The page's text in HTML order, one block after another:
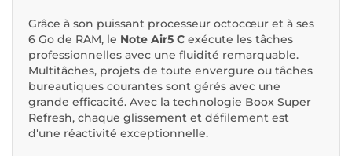
Grâce à son puissant processeur octocœur et à ses
6 Go de RAM, le Note Air5 C exécute les tâches
professionnelles avec une fluidité remarquable.
Multitâches, projets de toute envergure ou tâches
bureautiques courantes sont gérés avec une
grande efficacité. Avec la technologie Boox Super
Refresh, chaque glissement et défilement est
d'une réactivité exceptionnelle.